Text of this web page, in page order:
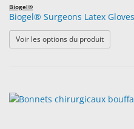
Biogel®
Biogel® Surgeons Latex Gloves
Voir les options du produit: Biogel®